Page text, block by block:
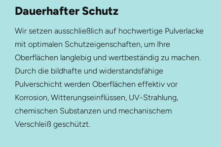
Dauerhafter Schutz
Wir setzen ausschließlich auf hochwertige Pulverlacke
mit optimalen Schutzeigenschaften, um Ihre
Oberflächen langlebig und wertbeständig zu machen.
Durch die bildhafte und widerstandsfähige
Pulverschicht werden Oberflächen effektiv vor
Korrosion, Witterungseinflüssen, UV-Strahlung,
chemischen Substanzen und mechanischem
Verschleiß geschützt.